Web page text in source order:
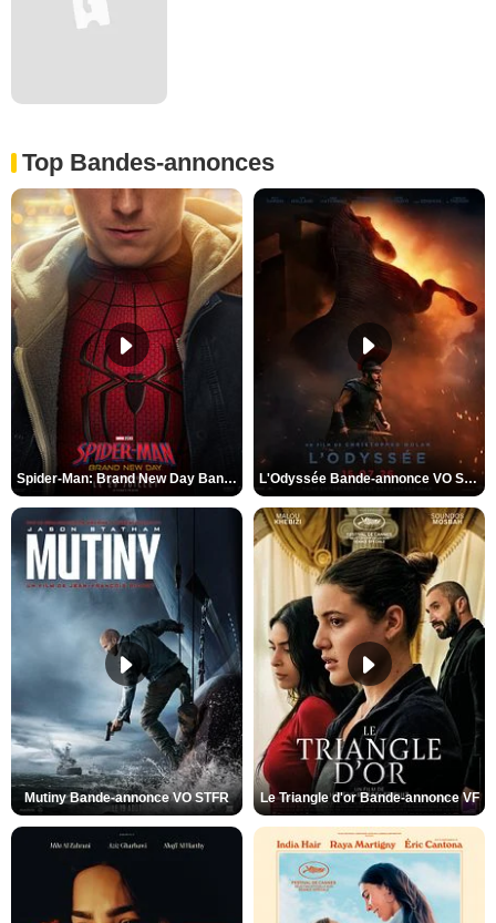
Top Bandes-annonces
Spider-Man: Brand New Day Bande-annonce VO STFR L'Odyssée Bande-annonce VO STFR
Mutiny Bande-annonce VO STFR Le Triangle d'or Bande-annonce VF